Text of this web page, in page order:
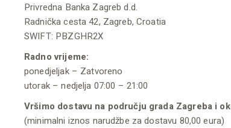
Privredna Banka Zagreb d.d.
Radnička cesta 42, Zagreb, Croatia
SWIFT: PBZGHR2X
Radno vrijeme:
ponedjeljak – Zatvoreno
utorak – nedjelja 07:00 – 21:00
Vršimo dostavu na području grada Zagreba i
(minimalni iznos narudžbe za dostavu 80,00 eura)